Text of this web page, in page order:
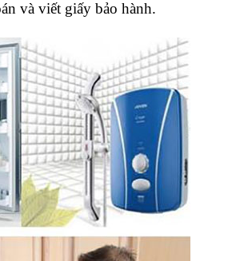
và viết giấy bảo hành.